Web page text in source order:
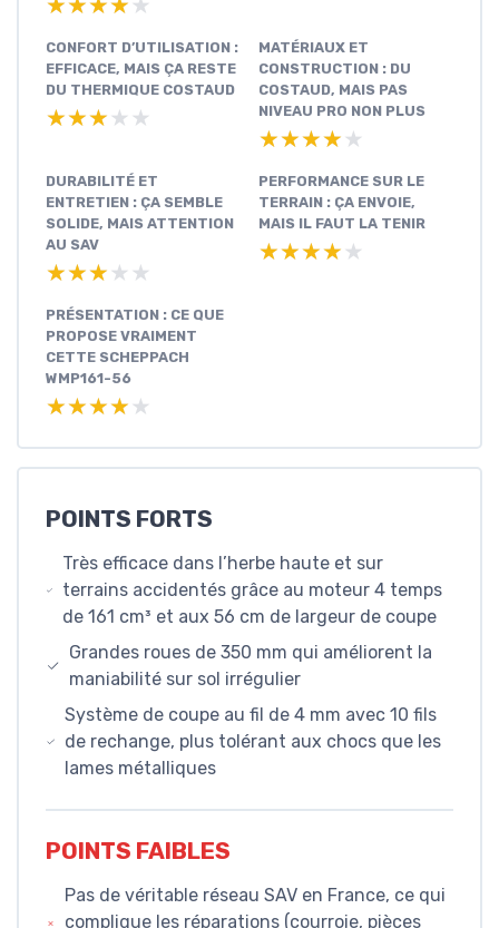
D’UTILISATION :
EFFICACE, MAIS ÇA
RESTE DU THERMIQUE
COSTAUD
CONSTRUCTION : DU
COSTAUD, MAIS PAS
NIVEAU PRO NON PLUS
★★★★★
★★★★★
DURABILITÉ ET
ENTRETIEN : ÇA
SEMBLE SOLIDE, MAIS
ATTENTION AU SAV
★★★★★
★★★★★
PERFORMANCE SUR LE
TERRAIN : ÇA ENVOIE,
MAIS IL FAUT LA TENIR
★★★★★
★★★★★
PRÉSENTATION : CE
QUE PROPOSE
VRAIMENT CETTE
SCHEPPACH WMP161-
56
Très efficace dans l’herbe haute et sur
terrains accidentés grâce au moteur 4
de coupe
la maniabilité sur sol irrégulier
Système de coupe au fil de 4 mm avec 10
que les lames métalliques
POINTS FAIBLES